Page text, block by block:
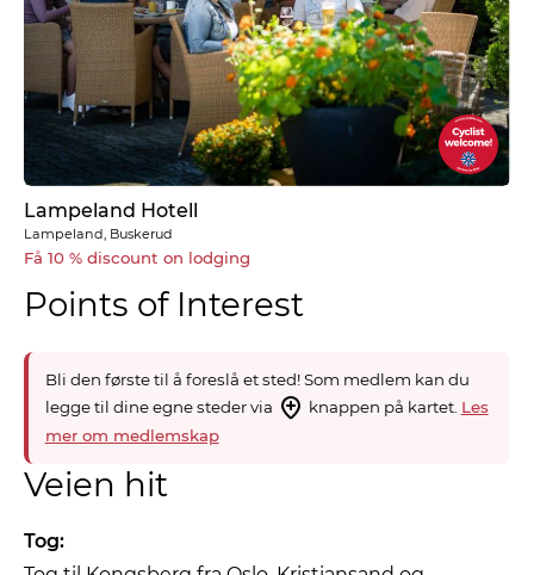
Lampeland Hotell
Lampeland, Buskerud
Få 10 % discount on lodging
Points of Interest
Bli den første til å foreslå et sted! Som medlem kan du
legge til dine egne steder via
knappen på kartet. Les
mer om medlemskap
Veien hit
Tog: